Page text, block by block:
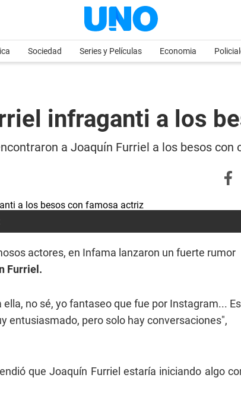
Sociedad Series y Películas Economia
infraganti a los
a Joaquín Furriel a los besos con
actores, en Infama lanzaron un fuerte rumor
Furriel.
ella, no sé, yo fantaseo que fue por Instagram... Es
entusiasmado, pero solo hay conversaciones",
que Joaquín Furriel estaría iniciando algo